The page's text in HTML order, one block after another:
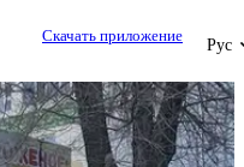
Скачать приложение
Рус